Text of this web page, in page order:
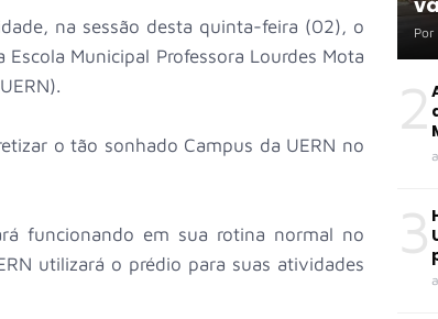
na sessão desta quinta-feira (02), o
Municipal Professora Lourdes Mota
o tão sonhado Campus da UERN no
funcionando em sua rotina normal no
utilizará o prédio para suas atividades
Por
2
3